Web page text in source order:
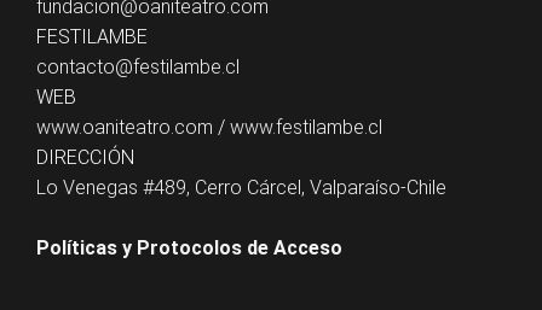
fundacion@oaniteatro.com
FESTILAMBE
contacto@festilambe.cl
WEB
www.oaniteatro.com / www.festilambe.cl
DIRECCIÓN
Lo Venegas #489, Cerro Cárcel, Valparaíso-Chile
Políticas y Protocolos de Acceso